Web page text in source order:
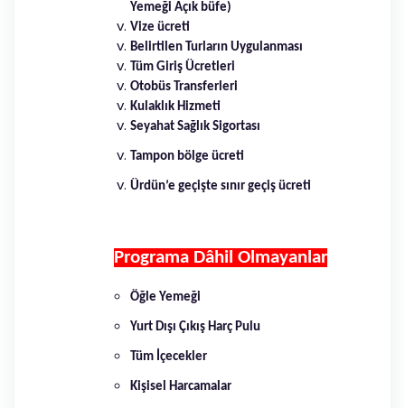
Yemeği Açık büfe)
Vize ücreti
Belirtilen Turların Uygulanması
Tüm Giriş Ücretleri
Otobüs Transferleri
Kulaklık Hizmeti
Seyahat Sağlık Sigortası
Tampon bölge ücreti
Ürdün’e geçişte sınır geçiş ücreti
Programa Dâhil Olmayanlar
Öğle Yemeği
Yurt Dışı Çıkış Harç Pulu
Tüm İçecekler
Kişisel Harcamalar